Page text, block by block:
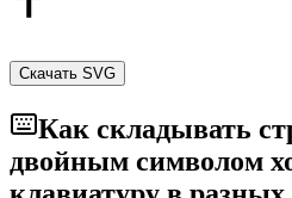
Скачать SVG
Как складывать
двойным символом